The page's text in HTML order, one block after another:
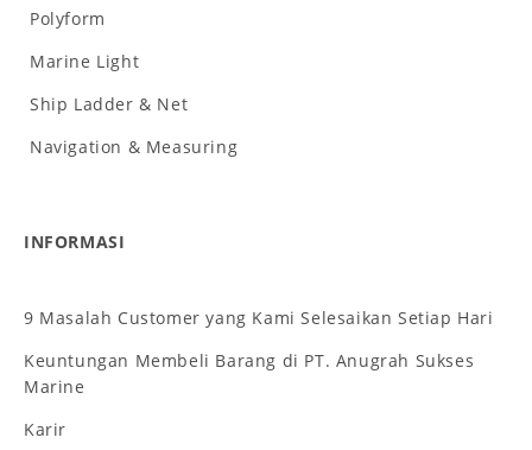
Polyform
Marine Light
Ship Ladder & Net
Navigation & Measuring
INFORMASI
9 Masalah Customer yang Kami Selesaikan Setiap Hari
Keuntungan Membeli Barang di PT. Anugrah Sukses
Marine
Karir